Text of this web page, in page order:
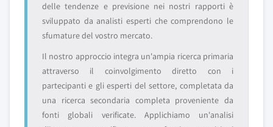
delle tendenze e previsione nei nostri rapporti è
sviluppato da analisti esperti che comprendono le
sfumature del vostro mercato.
Il nostro approccio integra un'ampia ricerca primaria
attraverso il coinvolgimento diretto con i
partecipanti e gli esperti del settore, completata da
una ricerca secondaria completa proveniente da
fonti globali verificate. Applichiamo un'analisi